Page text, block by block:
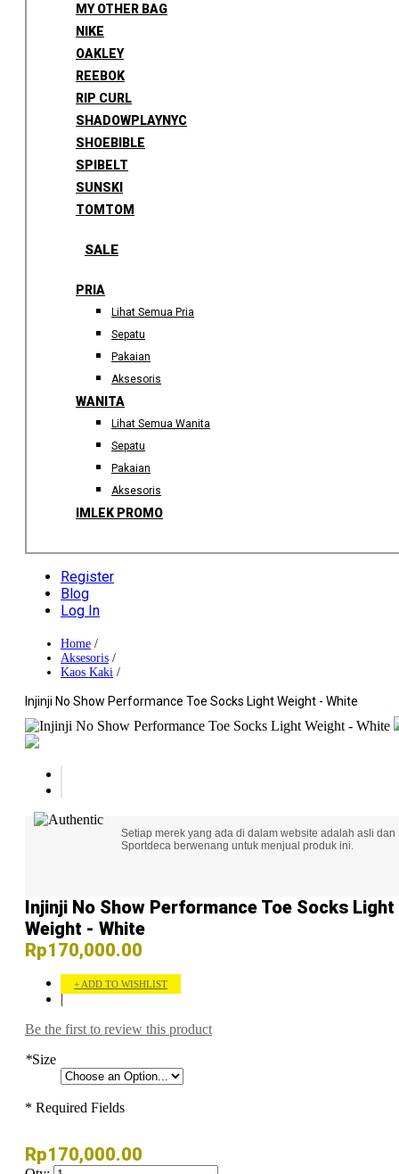
MY OTHER BAG
NIKE
OAKLEY
REEBOK
RIP CURL
SHADOWPLAYNYC
SHOEBIBLE
SPIBELT
SUNSKI
TOMTOM
SALE
PRIA
Lihat Semua Pria
Sepatu
Pakaian
Aksesoris
WANITA
Lihat Semua Wanita
Sepatu
Pakaian
Aksesoris
IMLEK PROMO
Register
Blog
Log In
Home /
Aksesoris /
Kaos Kaki /
Injinji No Show Performance Toe Socks Light Weight - White
Setiap merek yang ada di dalam website adalah asli dan
Sportdeca berwenang untuk menjual produk ini.
Injinji No Show Performance Toe Socks Light
Weight - White
Rp170,000.00
ADD TO WISHLIST
|
Be the first to review this product
*Size
* Required Fields
Rp170,000.00